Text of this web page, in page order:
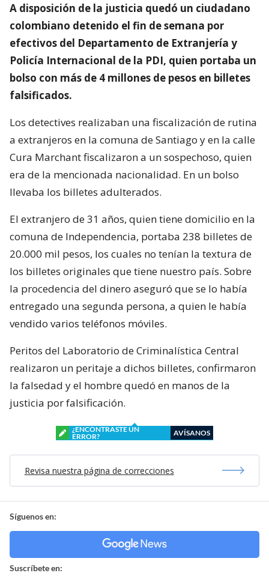
A disposición de la justicia quedó un ciudadano
colombiano detenido el fin de semana por
efectivos del Departamento de Extranjería y
Policía Internacional de la PDI, quien portaba un
bolso con más de 4 millones de pesos en billetes
falsificados.
Los detectives realizaban una fiscalización de rutina
a extranjeros en la comuna de Santiago y en la calle
Cura Marchant fiscalizaron a un sospechoso, quien
era de la mencionada nacionalidad. En un bolso
llevaba los billetes adulterados.
El extranjero de 31 años, quien tiene domicilio en la
comuna de Independencia, portaba 238 billetes de
20.000 mil pesos, los cuales no tenían la textura de
los billetes originales que tiene nuestro país. Sobre
la procedencia del dinero aseguró que se lo había
entregado una segunda persona, a quien le había
vendido varios teléfonos móviles.
Peritos del Laboratorio de Criminalística Central
realizaron un peritaje a dichos billetes, confirmaron
la falsedad y el hombre quedó en manos de la
justicia por falsificación.
¿ENCONTRASTE UN
ERROR?
AVÍSANOS
Revisa nuestra página de correcciones
Síguenos en:
Suscríbete en: